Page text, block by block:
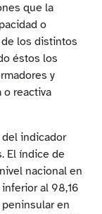
que la
o
los distintos
éstos los
y
reactiva
indicador
El índice de
nacional en
al 98,16
en